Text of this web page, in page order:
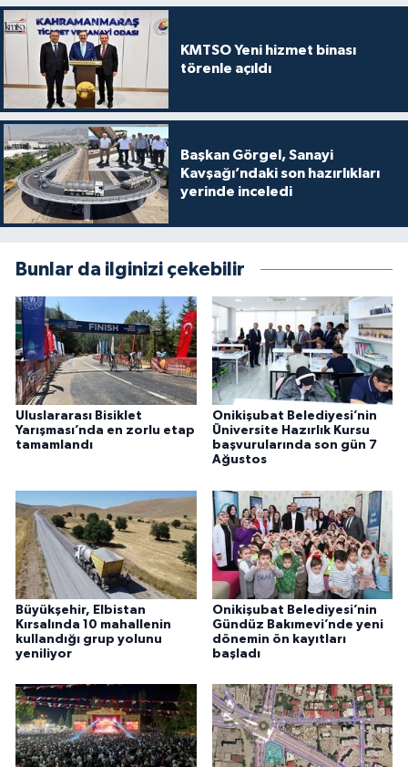
KMTSO Yeni hizmet binası
törenle açıldı
Başkan Görgel, Sanayi
Kavşağı’ndaki son hazırlıkları
yerinde inceledi
Bunlar da ilginizi çekebilir
Uluslararası Bisiklet
Yarışması’nda en zorlu etap
tamamlandı
Onikişubat Belediyesi’nin
Üniversite Hazırlık Kursu
başvurularında son gün 7
Ağustos
Büyükşehir, Elbistan
Kırsalında 10 mahallenin
kullandığı grup yolunu
yeniliyor
Onikişubat Belediyesi’nin
Gündüz Bakımevi’nde yeni
dönemin ön kayıtları
başladı